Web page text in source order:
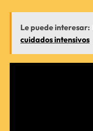
Le puede interesar:
cuidados intensivos